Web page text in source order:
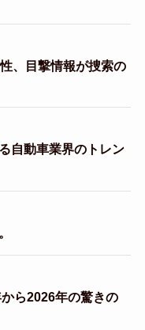
、目撃情報が捜索の
自動車業界のトレン
ら2026年の驚きの